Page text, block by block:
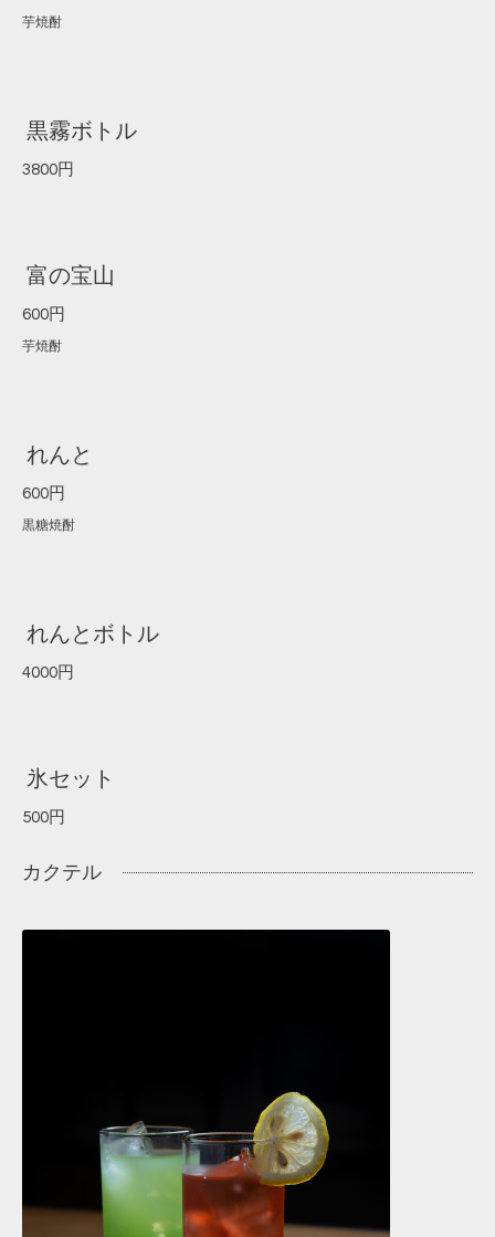
芋焼酎
黒霧ボトル
3800円
富の宝山
600円
芋焼酎
れんと
600円
黒糖焼酎
れんとボトル
4000円
氷セット
500円
カクテル